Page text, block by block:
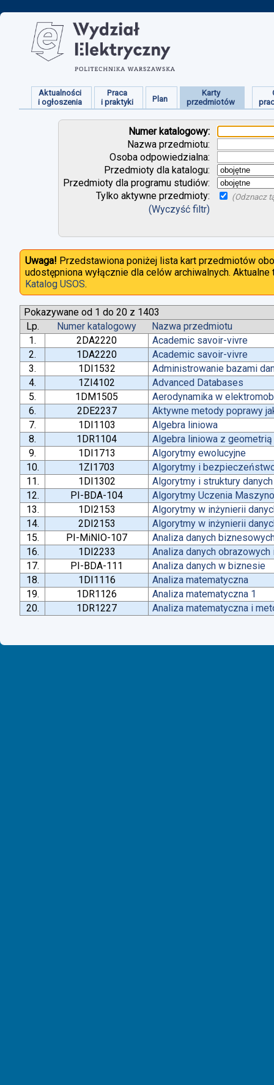
Aktualności
i ogłoszenia
Praca
i praktyki
Plan
Karty
przedmiotów
Numer katalogowy:
Nazwa przedmiotu:
Osoba odpowiedzialna:
Przedmioty dla katalogu:
Przedmioty dla programu studiów:
Tylko aktywne przedmioty:
(Odznacz
(Wyczyść filtr)
Uwaga! Przedstawiona poniżej lista kart przedmiotów
udostępniona wyłącznie dla celów archiwalnych.
Katalog USOS.
Pokazywane od 1 do 20 z 1403
Lp.
Numer katalogowy
Nazwa przedmiotu
1.
2DA2220
Academic savoir-vivre
2.
1DA2220
Academic savoir-vivre
3.
1DI1532
Administrowanie bazami
4.
1ZI4102
Advanced Databases
5.
1DM1505
Aerodynamika w
6.
2DE2237
Aktywne metody poprawy
7.
1DI1103
Algebra liniowa
8.
1DR1104
Algebra liniowa z geometrią
9.
1DI1713
Algorytmy ewolucyjne
10.
1ZI1703
Algorytmy i
11.
1DI1302
Algorytmy i struktury danych
12.
PI-BDA-104
Algorytmy Uczenia
13.
1DI2153
Algorytmy w inżynierii
14.
2DI2153
Algorytmy w inżynierii
15.
PI-MiNIO-107
Analiza danych
16.
1DI2233
Analiza danych
17.
PI-BDA-111
Analiza danych w biznesie
18.
1DI1116
Analiza matematyczna
19.
1DR1126
Analiza matematyczna 1
20.
1DR1227 Analiza matematyczna i